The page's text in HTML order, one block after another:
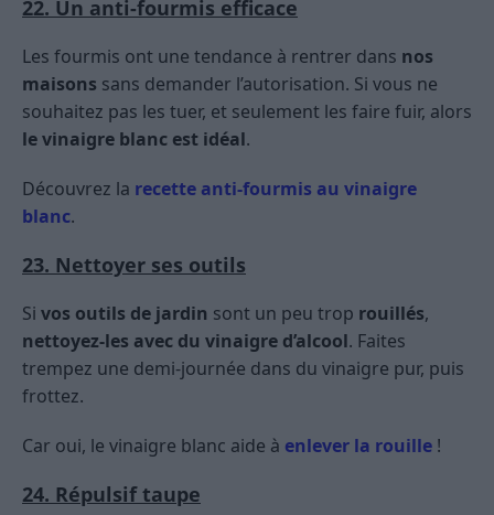
22. Un anti-fourmis efficace
Les fourmis ont une tendance à rentrer dans nos
maisons sans demander l’autorisation. Si vous ne
souhaitez pas les tuer, et seulement les faire fuir, alors
le vinaigre blanc est idéal.
Découvrez la recette anti-fourmis au vinaigre
blanc.
23. Nettoyer ses outils
Si vos outils de jardin sont un peu trop rouillés,
nettoyez-les avec du vinaigre d’alcool. Faites
trempez une demi-journée dans du vinaigre pur, puis
frottez.
Car oui, le vinaigre blanc aide à enlever la rouille !
24. Répulsif taupe